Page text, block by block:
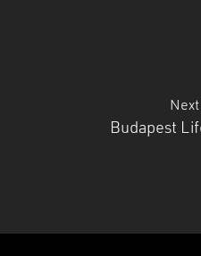
Budapest